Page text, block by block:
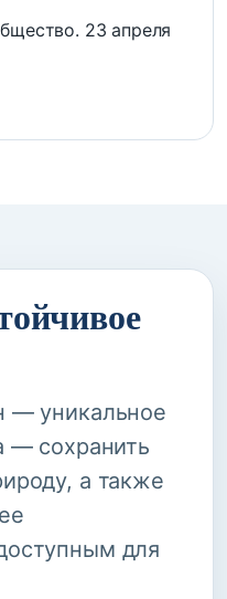
23 апреля
— уникальное
— сохранить
а также
для